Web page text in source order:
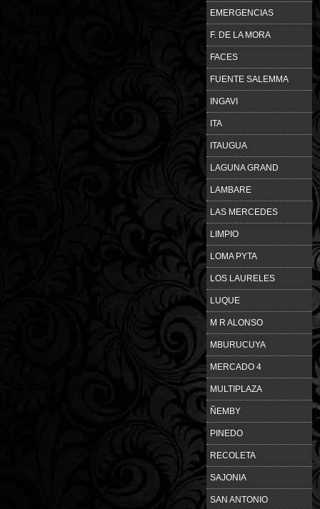
EMERGENCIAS
F. DE LA MORA
FACES
FUENTE SALEMMA
INGAVI
ITA
ITAUGUA
LAGUNA GRAND
LAMBARE
LAS MERCEDES
LIMPIO
LOMA PYTA
LOS LAURELES
LUQUE
M R ALONSO
MBURUCUYA
MERCADO 4
MULTIPLAZA
ÑEMBY
PINEDO
RECOLETA
SAJONIA
SAN ANTONIO